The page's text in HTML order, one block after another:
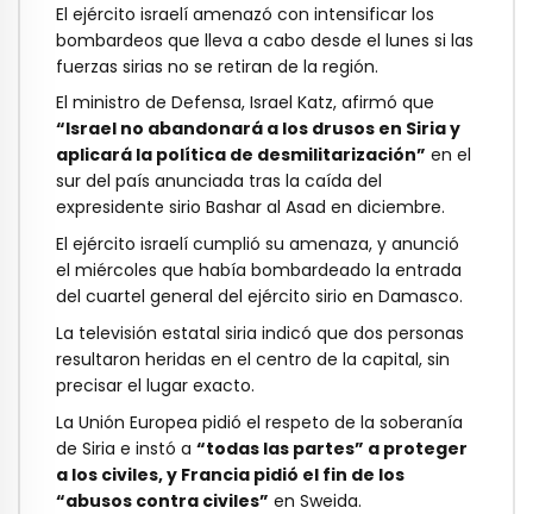
El ejército israelí amenazó con intensificar los
bombardeos que lleva a cabo desde el lunes si las
fuerzas sirias no se retiran de la región.
El ministro de Defensa, Israel Katz, afirmó que
“Israel no abandonará a los drusos en Siria y
aplicará la política de desmilitarización” en el
sur del país anunciada tras la caída del
expresidente sirio Bashar al Asad en diciembre.
El ejército israelí cumplió su amenaza, y anunció
el miércoles que había bombardeado la entrada
del cuartel general del ejército sirio en Damasco.
La televisión estatal siria indicó que dos personas
resultaron heridas en el centro de la capital, sin
precisar el lugar exacto.
La Unión Europea pidió el respeto de la soberanía
de Siria e instó a “todas las partes” a proteger
a los civiles, y Francia pidió el fin de los
“abusos contra civiles” en Sweida.